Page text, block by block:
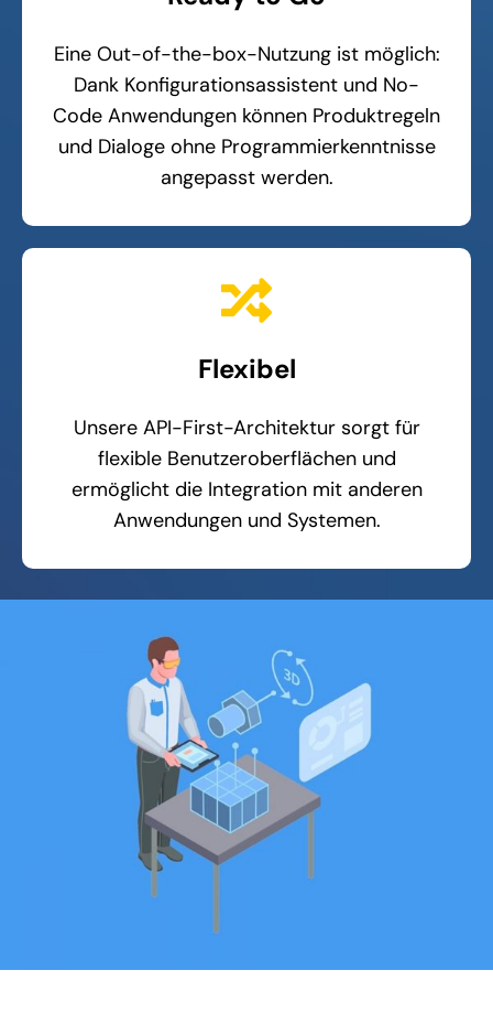
Eine Out-of-the-box-Nutzung ist möglich:
Dank Konfigurationsassistent und No-
Code Anwendungen können Produktregeln
und Dialoge ohne Programmierkenntnisse
angepasst werden.
Flexibel
Unsere API-First-Architektur sorgt für
flexible Benutzeroberflächen und
ermöglicht die Integration mit anderen
Anwendungen und Systemen.